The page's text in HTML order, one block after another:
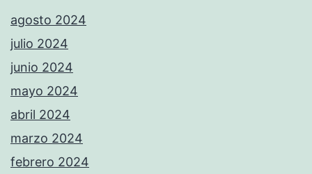
agosto 2024
julio 2024
junio 2024
mayo 2024
abril 2024
marzo 2024
febrero 2024